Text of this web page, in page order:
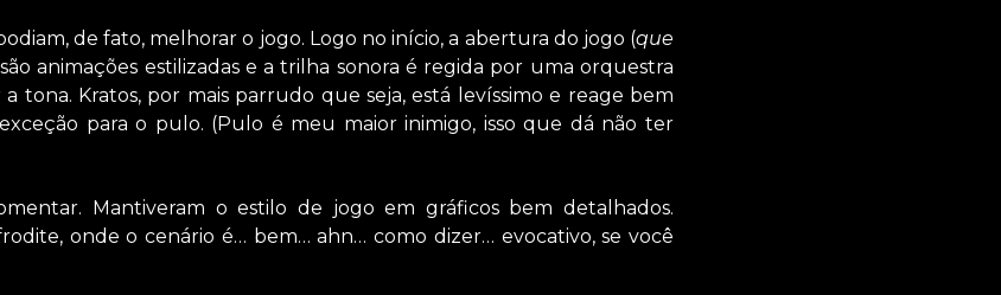
de fato, melhorar o jogo. Logo no início, a abertura do jogo (que
animações estilizadas e a trilha sonora é regida por uma orquestra
tona. Kratos, por mais parrudo que seja, está levíssimo e reage bem
para o pulo. (Pulo é meu maior inimigo, isso que dá não ter
Mantiveram o estilo de jogo em gráficos bem detalhados.
onde o cenário é… bem… ahn… como dizer… evocativo, se você